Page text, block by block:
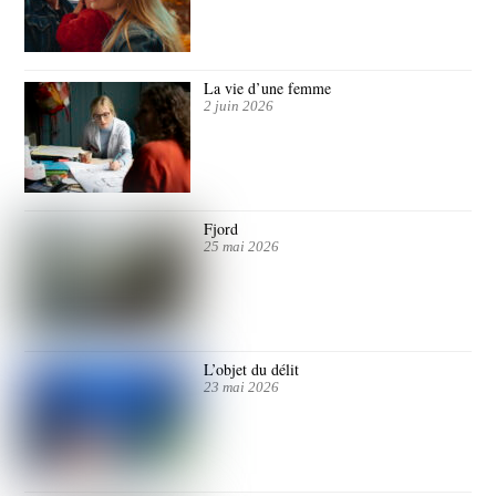
La vie d’une femme
2 juin 2026
Fjord
25 mai 2026
L’objet du délit
23 mai 2026